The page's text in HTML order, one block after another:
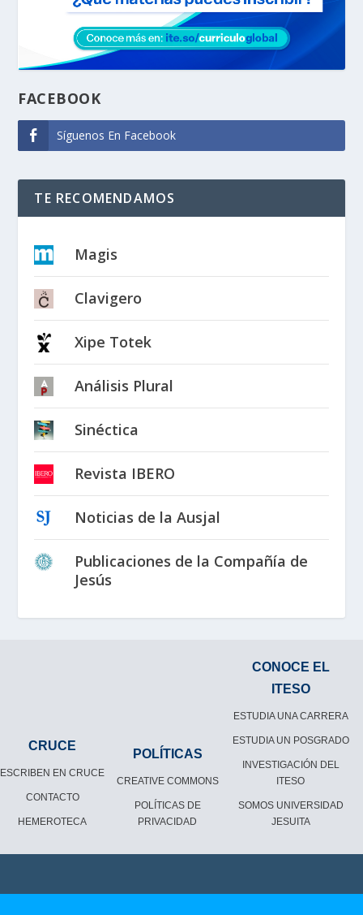
FACEBOOK
Síguenos En Facebook
TE RECOMENDAMOS
Magis
Clavigero
Xipe Totek
Análisis Plural
Sinéctica
Revista IBERO
Noticias de la Ausjal
Publicaciones de la Compañía de
Jesús
CRUCE
ESCRIBEN EN CRUCE
CONTACTO
HEMEROTECA
POLÍTICAS
CREATIVE COMMONS
POLÍTICAS DE
PRIVACIDAD
CONOCE EL
ITESO
ESTUDIA UNA CARRERA
ESTUDIA UN POSGRADO
INVESTIGACIÓN DEL
ITESO
SOMOS UNIVERSIDAD
JESUITA